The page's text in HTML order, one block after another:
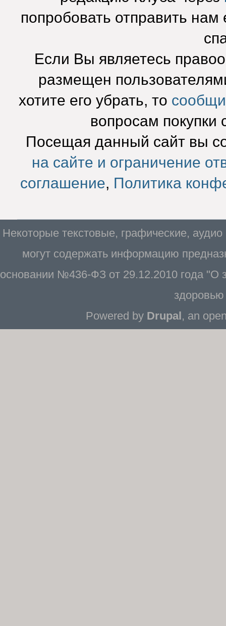
попробовать отправить нам
Если Вы являетесь
размещен
хотите его убрать, то
вопросам покупки
Посещая данный сайт вы
на сайте и ограничение
соглашение, Политика
Некоторые текстовые, графические,
могут содержать информацию
основании №436-ФЗ от 29.12.2010 года "О
Powered by Drupal, an